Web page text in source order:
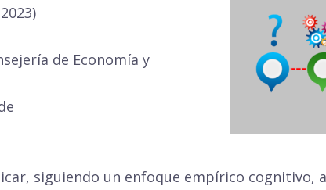
de Economía y
siguiendo un enfoque empírico cognitivo,